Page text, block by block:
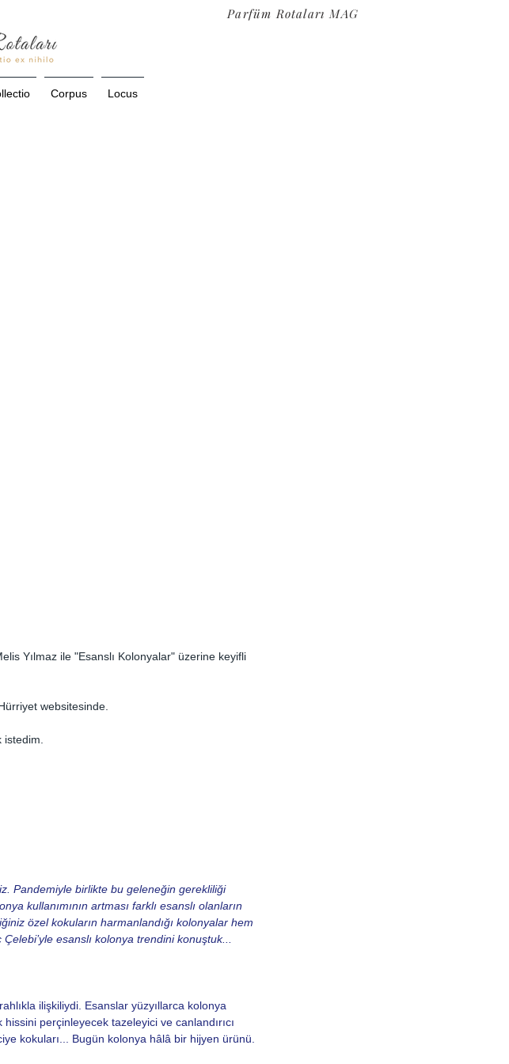
Parfüm Rotaları MAG
Corpus Locus
Yılmaz ile "Esanslı Kolonyalar" üzerine keyifli
websitesinde.
istedim.
Pandemiyle birlikte bu geleneğin gerekliliği
kullanımının artması farklı esanslı olanların
özel kokuların harmanlandığı kolonyalar hem
esanslı kolonya trendini konuştuk...
ilişkiliydi. Esanslar yüzyıllarca kolonya
perçinleyecek tazeleyici ve canlandırıcı
kokuları... Bugün kolonya hâlâ bir hijyen ürünü.